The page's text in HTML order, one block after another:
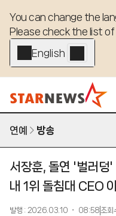
You can change the
Please check the list
English - EN
연예 방송
서장훈, 돌연 '벌러
내 1위 돌침대 CEO
발행 : 2026.03.10 ・ 08:58 조회